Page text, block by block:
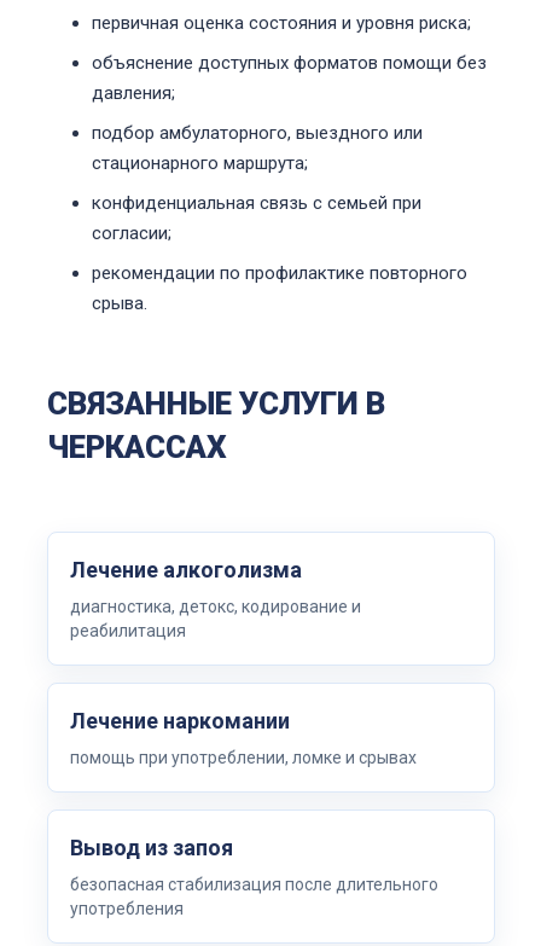
первичная оценка состояния и уровня риска;
объяснение доступных форматов помощи без
давления;
подбор амбулаторного, выездного или
стационарного маршрута;
конфиденциальная связь с семьей при
согласии;
рекомендации по профилактике повторного
срыва.
СВЯЗАННЫЕ УСЛУГИ В
ЧЕРКАССАХ
Лечение алкоголизма
диагностика, детокс, кодирование и
реабилитация
Лечение наркомании
помощь при употреблении, ломке и срывах
Вывод из запоя
безопасная стабилизация после длительного
употребления